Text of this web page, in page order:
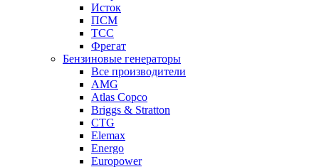
Исток
ПСМ
ТСС
Фрегат
Бензиновые генераторы
Все производители
AMG
Atlas Copco
Briggs & Stratton
CTG
Elemax
Energo
Europower